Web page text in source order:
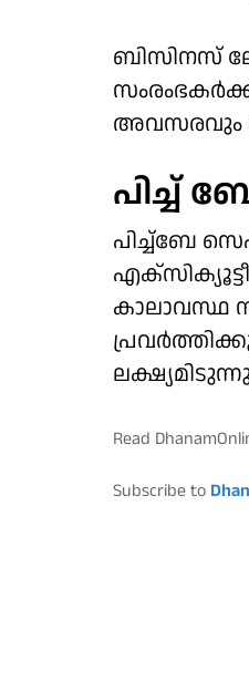
ബിസിനസ്
അവസരവും
പിച്ച്
പിച്ച്‌ബേ
കാലാവസ്ഥ
Read
Subscribe to